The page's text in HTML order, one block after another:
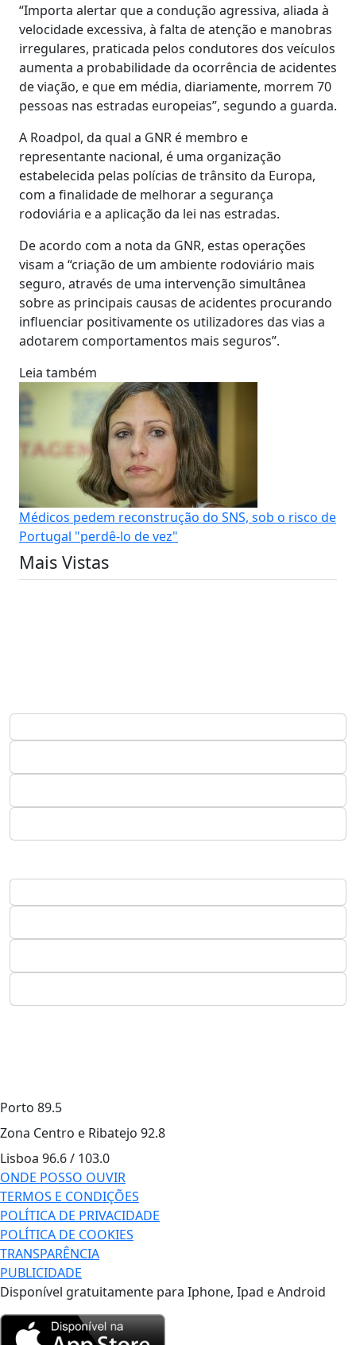
“Importa alertar que a condução agressiva, aliada à
velocidade excessiva, à falta de atenção e manobras
irregulares, praticada pelos condutores dos veículos
aumenta a probabilidade da ocorrência de acidentes
de viação, e que em média, diariamente, morrem 70
pessoas nas estradas europeias”, segundo a guarda.
A Roadpol, da qual a GNR é membro e
representante nacional, é uma organização
estabelecida pelas polícias de trânsito da Europa,
com a finalidade de melhorar a segurança
rodoviária e a aplicação da lei nas estradas.
De acordo com a nota da GNR, estas operações
visam a “criação de um ambiente rodoviário mais
seguro, através de uma intervenção simultânea
sobre as principais causas de acidentes procurando
influenciar positivamente os utilizadores das vias a
adotarem comportamentos mais seguros”.
Leia também
Médicos pedem reconstrução do SNS, sob o risco de
Portugal "perdê-lo de vez"
Mais Vistas
Porto 89.5
Zona Centro e Ribatejo 92.8
Lisboa 96.6 / 103.0
ONDE POSSO OUVIR
TERMOS E CONDIÇÕES
POLÍTICA DE PRIVACIDADE
POLÍTICA DE COOKIES
TRANSPARÊNCIA
PUBLICIDADE
Disponível gratuitamente para Iphone, Ipad e Android